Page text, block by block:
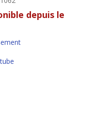
depuis le